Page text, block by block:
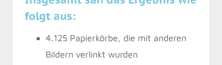
folgt aus:
4.125 Papierkörbe, die mit anderen
Bildern verlinkt wurden